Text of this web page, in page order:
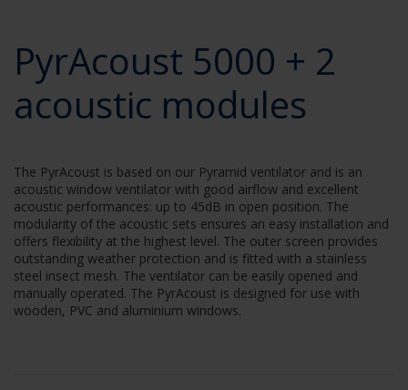
PyrAcoust 5000 + 2
acoustic modules
The PyrAcoust is based on our Pyramid ventilator and is an
acoustic window ventilator with good airflow and excellent
acoustic performances: up to 45dB in open position. The
modularity of the acoustic sets ensures an easy installation and
offers flexibility at the highest level. The outer screen provides
outstanding weather protection and is fitted with a stainless
steel insect mesh. The ventilator can be easily opened and
manually operated. The PyrAcoust is designed for use with
wooden, PVC and aluminium windows.